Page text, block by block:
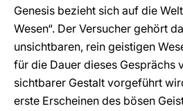
Genesis bezieht sich auf die
Wesen“. Der Versucher gehört
unsichtbaren, rein geistigen
für die Dauer dieses Gesprächs
sichtbarer Gestalt vorgeführt
erste Erscheinen des bösen